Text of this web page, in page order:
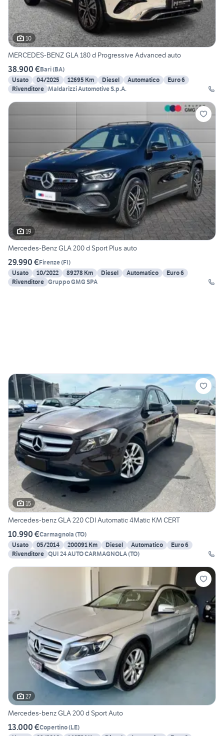
10
MERCEDES-BENZ GLA 180 d Progressive Advanced auto
38.900 €Bari(BA)
Usato
04/2025 12695 Km Diesel Automatico
Euro 6
Rivenditore Maldarizzi Automotive S.p.A.
19
Mercedes-Benz GLA 200 d Sport Plus auto
29.990 €Firenze(FI)
Usato
10/2022 89278 Km Diesel Automatico
Euro 6
Rivenditore Gruppo GMG SPA
15
Mercedes-benz GLA 220 CDI Automatic 4Matic KM CERT
10.990 €Carmagnola (TO)
Usato
05/2014 200091 Km Diesel Automatico
Euro 6
Rivenditore QUI 24 AUTO CARMAGNOLA (TO)
27
Mercedes-benz GLA 200 d Sport Auto
13.000 €Copertino(LE)